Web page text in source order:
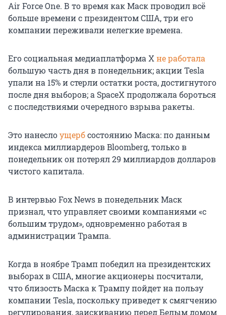
Air Force One. В то время как Маск проводил всё
больше времени с президентом США, три его
компании переживали нелегкие времена.
Его социальная медиаплатформа X не работала
большую часть дня в понедельник; акции Tesla
упалина 15%и стерли остатки роста, достигнутого
после дня выборов; а SpaceX продолжала бороться
с последствиями очередного взрыва ракеты.
Это нанеслоущербсостоянию Маска: по данным
индекса миллиардеров Bloomberg, только в
понедельник он потерял29 миллиардовдолларов
чистого капитала.
В интервью Fox News в понедельник Маск
признал, что управляет своими компаниями «с
большим трудом», одновременно работая в
администрации Трампа.
Когда в ноябре Трамп победил на президентских
выборах в США, многие акционеры посчитали,
что близость Маска к Трампу пойдет на пользу
компании Tesla, поскольку приведет к смягчению
регулирования, заискиванию перед Белым домом